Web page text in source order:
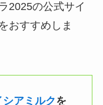
2025の公式サイ
おすすめしま
アミルク を